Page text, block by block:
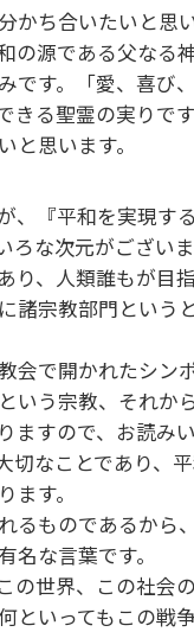
ち合いたいと思い
の源である父な
です。「愛、喜び
きる聖霊の実りで
と思います。
、『平和を実現
ろな次元がござい
り、人類誰もが目
諸宗教部門という
会で開かれたシン
いう宗教、それ
ますので、お読み
切なことであり、
ます。
るものであるか
名な言葉です。
の世界、この社会
といってもこの